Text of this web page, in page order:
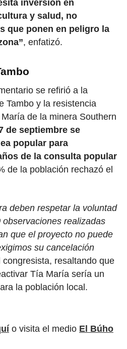
inversión en
y salud, no
que ponen en peligro la
, enfatizó.
se refirió a la
Tambo y la resistencia
de la minera Southern
de septiembre se
popular para
de la consulta popular
de la población rechazó el
deben respetar la voluntad
realizadas
que el proyecto no puede
su cancelación
congresista, resaltando que
Tía María sería un
la población local.
o visita el medio El Búho